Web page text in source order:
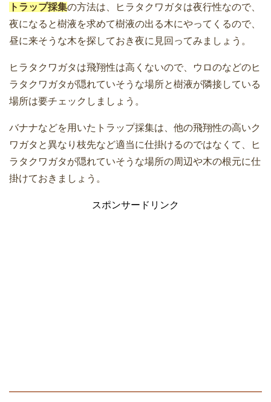
トラップ採集の方法は、ヒラタクワガタは夜行性なので、
夜になると樹液を求めて樹液の出る木にやってくるので、
昼に来そうな木を探しておき夜に見回ってみましょう。
ヒラタクワガタは飛翔性は高くないので、ウロのなどのヒ
ラタクワガタが隠れていそうな場所と樹液が隣接している
場所は要チェックしましょう。
バナナなどを用いたトラップ採集は、他の飛翔性の高いク
ワガタと異なり枝先など適当に仕掛けるのではなくて、ヒ
ラタクワガタが隠れていそうな場所の周辺や木の根元に仕
掛けておきましょう。
スポンサードリンク